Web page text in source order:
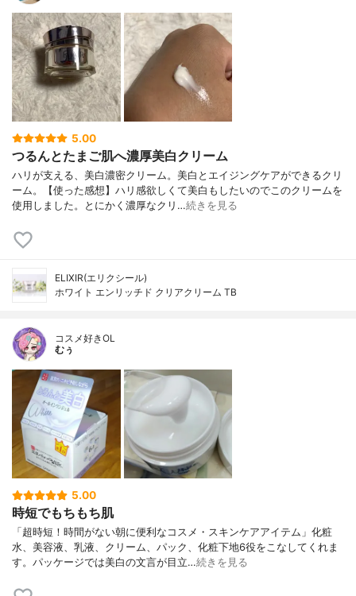
5.00
つるんとたまご肌へ濃厚美白クリーム
ハリが支える、美白濃密クリーム。美白とエイジングケアができるクリ
ーム。【使った感想】ハリ感欲しくて美白もしたいのでこのクリームを
使用しました。とにかく濃厚なクリ…続きを見る
ELIXIR(エリクシール)
ホワイト エンリッチド クリアクリーム TB
コスメ好きOL
むぅ
5.00
時短でもちもち肌
「超時短！時間がない朝に便利なコスメ・スキンケアアイテム」化粧
水、美容液、乳液、クリーム、パック、化粧下地6役をこなしてくれま
す。パッケージでは美白の文言が目立…続きを見る